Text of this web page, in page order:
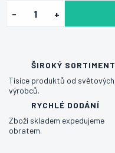
ŠIROKÝ SORTIMENT
Tisíce produktů od světových
výrobců.
RYCHLÉ DODÁNÍ
Zboží skladem expedujeme
obratem.